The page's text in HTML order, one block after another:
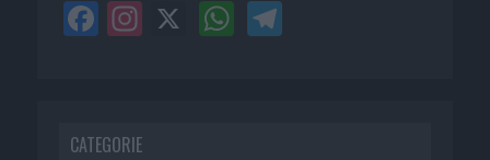
CATEGORIE